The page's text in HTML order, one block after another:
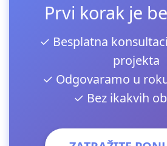
Prvi korak je
✓ Besplatna
projekta
✓ Odgovaramo u
✓ Bez ikakvih